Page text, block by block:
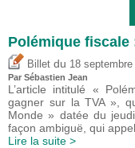
Polémique fiscale
Billet du 18 septembre
Par Sébastien Jean
L’article intitulé «
gagner sur la TVA »,
Monde » datée du
façon ambiguë, qui
Lire la suite >